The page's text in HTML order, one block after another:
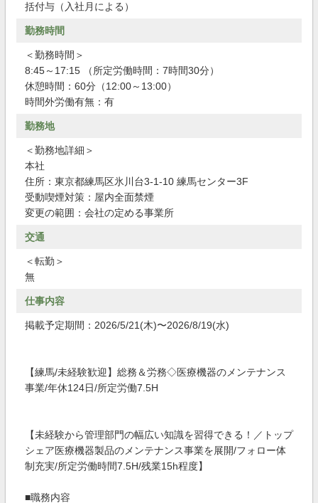
括付与（入社月による）
勤務時間
＜勤務時間＞
8:45～17:15 （所定労働時間：7時間30分）
休憩時間：60分（12:00～13:00）
時間外労働有無：有
勤務地
＜勤務地詳細＞
本社
住所：東京都練馬区氷川台3-1-10 練馬センター3F
受動喫煙対策：屋内全面禁煙
変更の範囲：会社の定める事業所
交通
＜転勤＞
無
仕事内容
掲載予定期間：2026/5/21(木)〜2026/8/19(水)
【練馬/未経験歓迎】総務＆労務◇医療機器のメンテナンス
事業/年休124日/所定労働7.5H
【未経験から管理部門の幅広い知識を習得できる！／トップ
シェア医療機器製品のメンテナンス事業を展開/フォロー体
制充実/所定労働時間7.5H/残業15h程度】
■職務内容